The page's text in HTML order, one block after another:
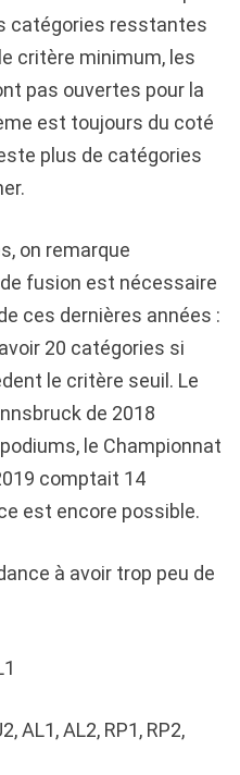
catégories resstantes
critère minimum, les
pas ouvertes pour la
est toujours du coté
plus de catégories
on remarque
fusion est nécessaire
ces dernières années :
20 catégories si
le critère seuil. Le
de 2018
le Championnat
comptait 14
est encore possible.
à avoir trop peu de
AL1, AL2, RP1, RP2,